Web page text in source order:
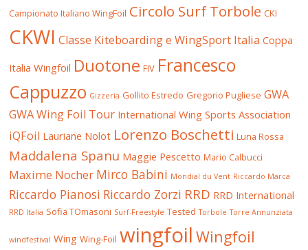
Campionato Italiano WingFoil Circolo Surf Torbole CKI
CKWI Classe Kiteboarding e WingSport Italia Coppa
Italia Wingfoil Duotone FIV Francesco
Cappuzzo Gizzeria Gollito Estredo Gregorio Pugliese GWA
GWA Wing Foil Tour International Wing Sports Association
iQFoil Lauriane Nolot Lorenzo Boschetti Luna Rossa
Maddalena Spanu Maggie Pescetto Mario Calbucci
Maxime Nocher Mirco Babini Mondial du Vent Riccardo Marca
Riccardo Pianosi Riccardo Zorzi RRD RRD International
RRD Italia Sofia TOmasoni Surf-Freestyle Tested Torbole Torre Annunziata
windfestival Wing Wing-Foil wingfoil Wingfoil